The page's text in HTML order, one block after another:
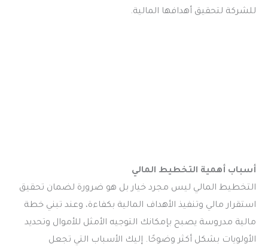
للشركة لتحقيق أهدافها المالية.
أسباب أهمية التخطيط المالي
التخطيط المالي ليس مجرد خيار بل هو ضرورة لضمان تحقيق
استقرار مالي وتنفيذ الأهداف المالية بكفاءة، وعند تبني خطة
مالية مدروسة يصبح بإمكانك التوجيه الأمثل للأموال وتحديد
الأولويات بشكل أكثر وضوحًا. إليك الأسباب التي تجعل